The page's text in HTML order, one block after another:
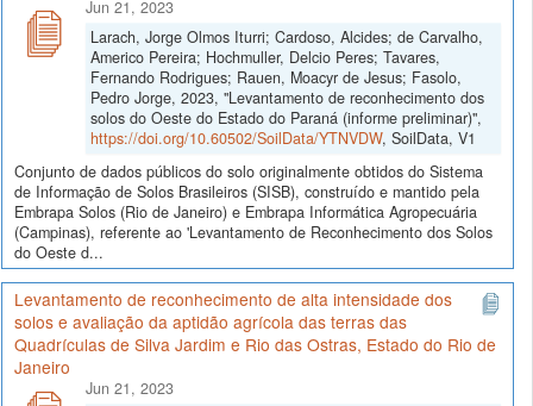
Jun 21, 2023
Larach, Jorge Olmos Iturri; Cardoso, Alcides; de Carvalho,
Americo Pereira; Hochmuller, Delcio Peres; Tavares,
Fernando Rodrigues; Rauen, Moacyr de Jesus; Fasolo,
Pedro Jorge, 2023, "Levantamento de reconhecimento dos
solos do Oeste do Estado do Paraná (informe preliminar)",
https://doi.org/10.60502/SoilData/YTNVDW, SoilData, V1
Conjunto de dados públicos do solo originalmente obtidos do Sistema
de Informação de Solos Brasileiros (SISB), construído e mantido pela
Embrapa Solos (Rio de Janeiro) e Embrapa Informática Agropecuária
(Campinas), referente ao 'Levantamento de Reconhecimento dos Solos
do Oeste d...
Levantamento de reconhecimento de alta intensidade dos
solos e avaliação da aptidão agrícola das terras das
Quadrículas de Silva Jardim e Rio das Ostras, Estado do Rio de
Janeiro
Jun 21, 2023